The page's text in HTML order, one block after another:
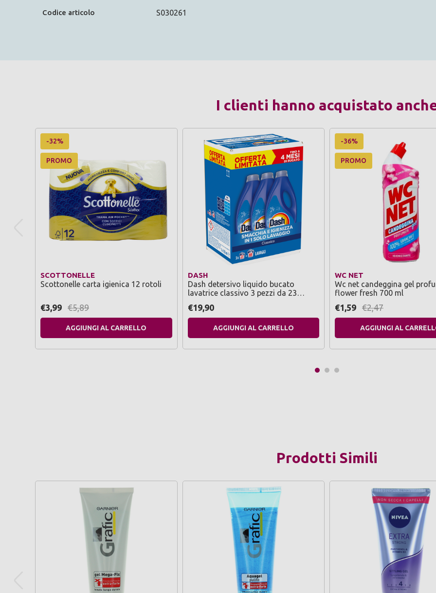
Codice articolo S030261
I clienti hanno acquistato
-32%
PROMO
SCOTTONELLE
Scottonelle carta igienica 12 rotoli
€3,99 €5,89
AGGIUNGI AL CARRELLO
DASH
Dash detersivo liquido bucato
lavatrice classivo 3 pezzi da 23
€19,90
AGGIUNGI AL CARRELLO
-36%
PROMO
WC NET
Wc net candeggina gel
flower fresh 700 ml
€1,59 €2,47
AGGIUNGI AL
Prodotti Simili